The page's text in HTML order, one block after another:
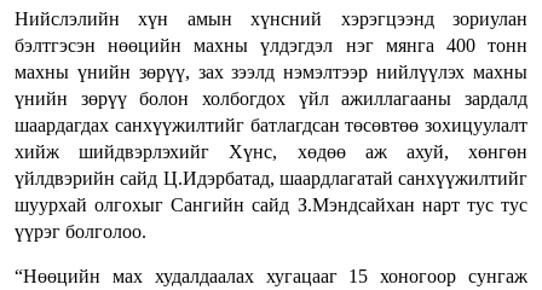
Нийслэлийн хүн амын хүнсний хэрэгцээнд зориулан
бэлтгэсэн нөөцийн махны үлдэгдэл нэг мянга 400 тонн
махны үнийн зөрүү, зах зээлд нэмэлтээр нийлүүлэх махны
үнийн зөрүү болон холбогдох үйл ажиллагааны зардалд
шаардагдах санхүүжилтийг батлагдсан төсөвтөө зохицуулалт
хийж шийдвэрлэхийг Хүнс, хөдөө аж ахуй, хөнгөн
үйлдвэрийн сайд Ц.Идэрбатад, шаардлагатай санхүүжилтийг
шуурхай олгохыг Сангийн сайд З.Мэндсайхан нарт тус тус
үүрэг болголоо.
“Нөөцийн мах худалдаалах хугацааг 15 хоногоор сунгаж